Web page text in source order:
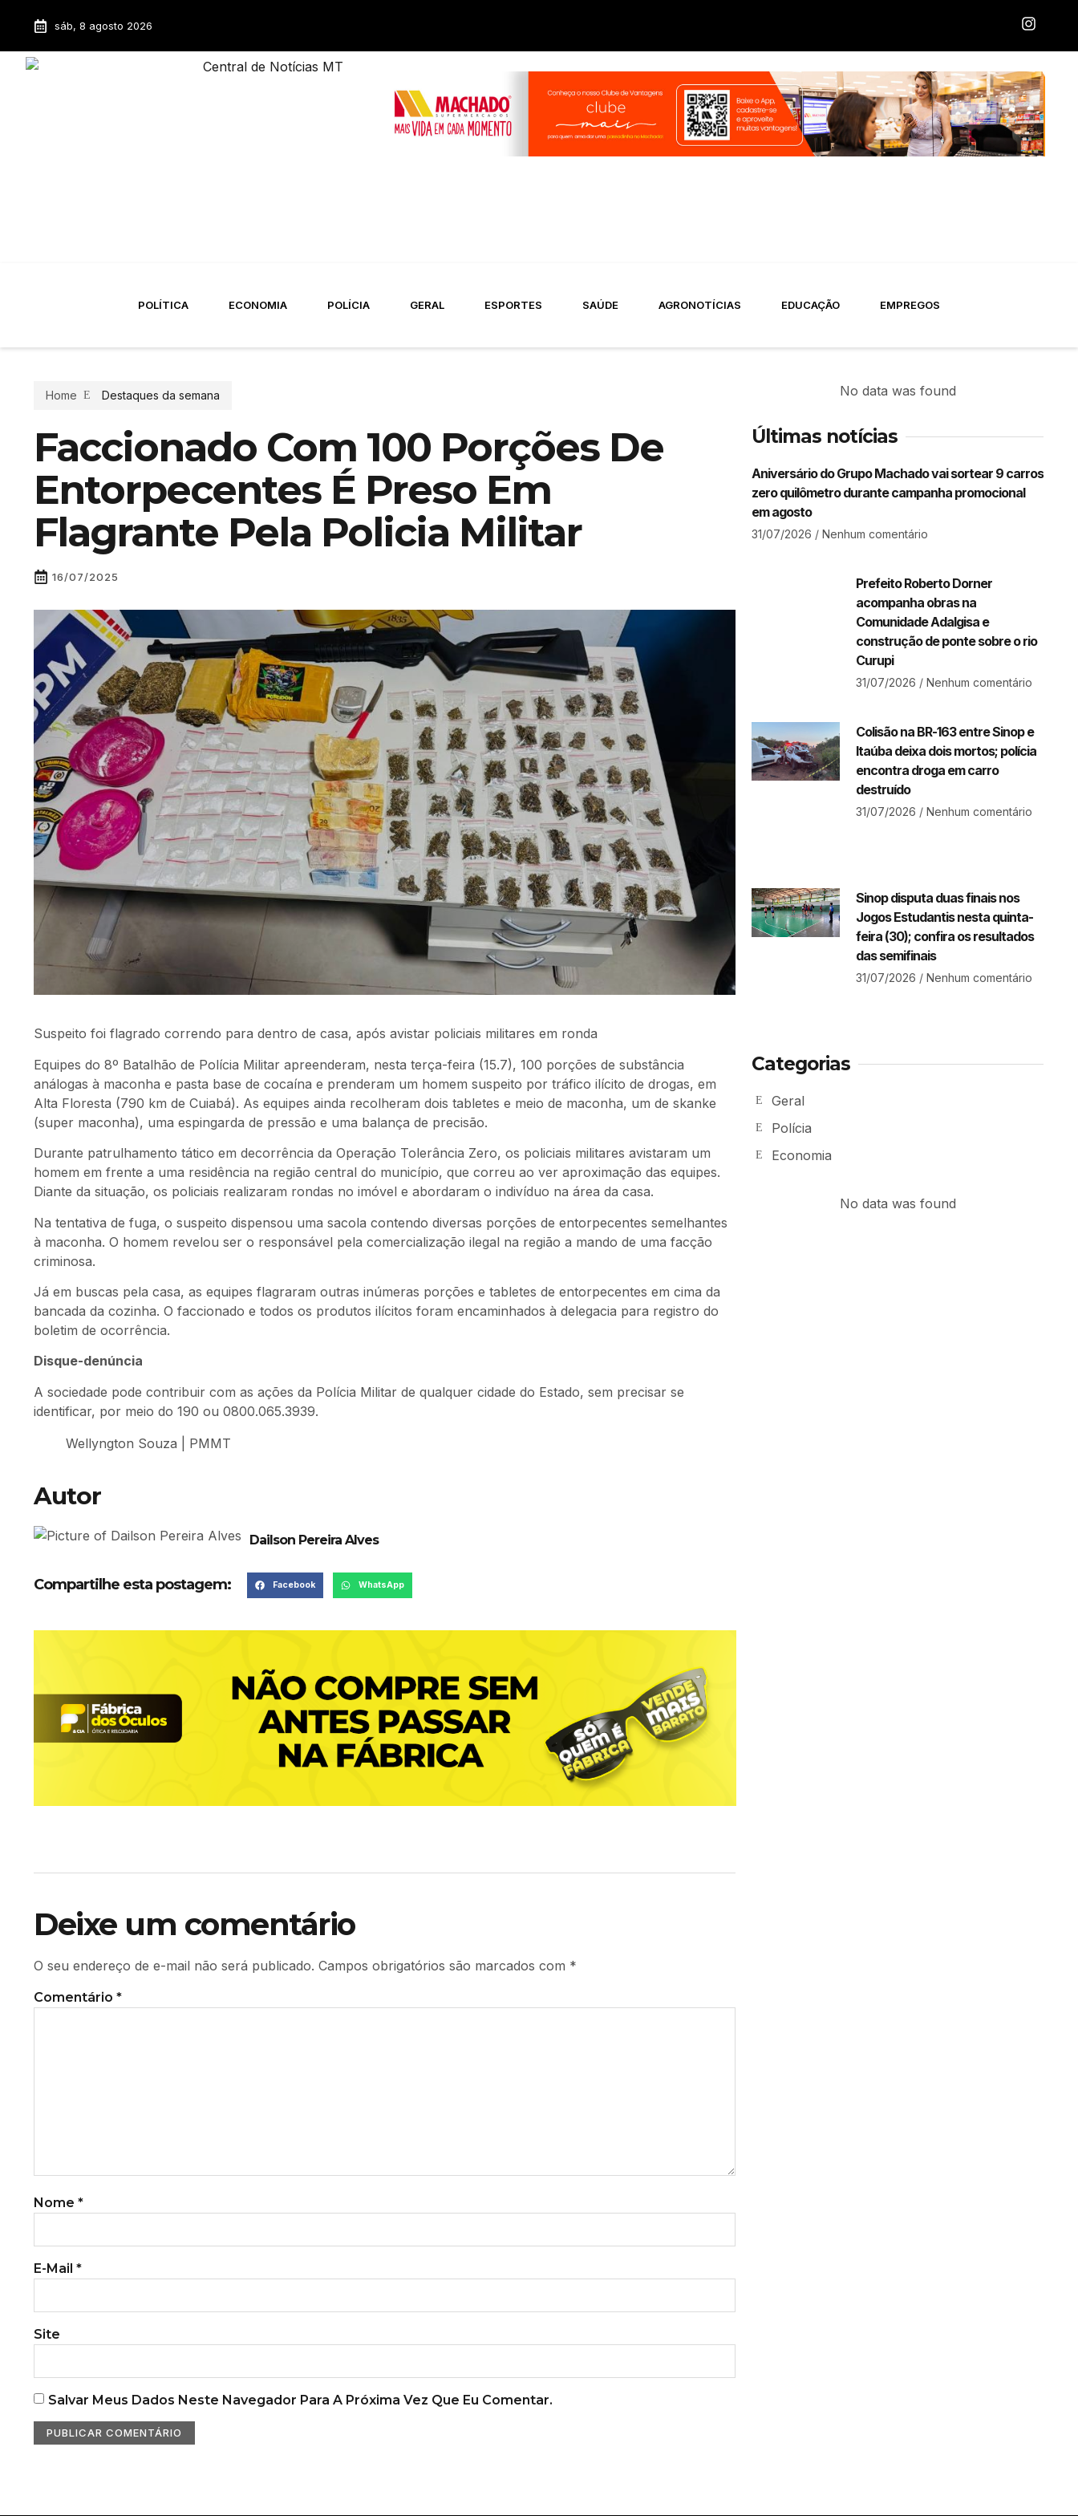
sáb, 8 agosto 2026
POLÍTICA ECONOMIA POLÍCIA GERAL ESPORTES SAÚDE AGRONOTÍCIAS EDUCAÇÃO EMPREGOS
Home Destaques da semana
Faccionado Com 100 Porções De
Entorpecentes É Preso Em
Flagrante Pela Policia Militar
16/07/2025
Suspeito foi flagrado correndo para dentro de casa, após avistar policiais militares em ronda
Equipes do 8º Batalhão de Polícia Militar apreenderam, nesta terça-feira (15.7), 100 porções de substância
análogas à maconha e pasta base de cocaína e prenderam um homem suspeito por tráfico ilícito de drogas, em
Alta Floresta (790 km de Cuiabá). As equipes ainda recolheram dois tabletes e meio de maconha, um de skanke
(super maconha), uma espingarda de pressão e uma balança de precisão.
Durante patrulhamento tático em decorrência da Operação Tolerância Zero, os policiais militares avistaram um
homem em frente a uma residência na região central do município, que correu ao ver aproximação das equipes.
Diante da situação, os policiais realizaram rondas no imóvel e abordaram o indivíduo na área da casa.
Na tentativa de fuga, o suspeito dispensou uma sacola contendo diversas porções de entorpecentes semelhantes
à maconha. O homem revelou ser o responsável pela comercialização ilegal na região a mando de uma facção
criminosa.
Já em buscas pela casa, as equipes flagraram outras inúmeras porções e tabletes de entorpecentes em cima da
bancada da cozinha. O faccionado e todos os produtos ilícitos foram encaminhados à delegacia para registro do
boletim de ocorrência.
Disque-denúncia
A sociedade pode contribuir com as ações da Polícia Militar de qualquer cidade do Estado, sem precisar se
identificar, por meio do 190 ou 0800.065.3939.
Wellyngton Souza | PMMT
Autor
Dailson Pereira Alves
Compartilhe esta postagem: Facebook WhatsApp
Deixe um comentário
O seu endereço de e-mail não será publicado. Campos obrigatórios são marcados com *
Comentário *
Nome *
E-Mail *
Site
Salvar Meus Dados Neste Navegador Para A Próxima Vez Que Eu Comentar.
No data was found
Últimas notícias
Aniversário do Grupo Machado vai sortear 9 carros
zero quilômetro durante campanha promocional
em agosto
31/07/2026 Nenhum comentário
Prefeito Roberto Dorner
acompanha obras na
Comunidade Adalgisa e
construção de ponte sobre o rio
Curupi
31/07/2026 Nenhum comentário
Colisão na BR-163 entre Sinop e
Itaúba deixa dois mortos; polícia
encontra droga em carro
destruído
31/07/2026 Nenhum comentário
Sinop disputa duas finais nos
Jogos Estudantis nesta quinta-
feira (30); confira os resultados
das semifinais
31/07/2026 Nenhum comentário
Categorias
Geral
Polícia
Economia
No data was found